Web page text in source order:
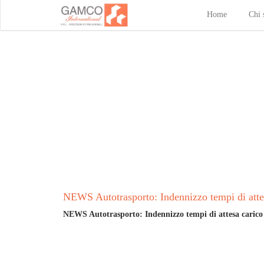
Home Chi
NEWS Autotrasporto: Indennizzo tempi di
NEWS Autotrasporto: Indennizzo tempi di attesa